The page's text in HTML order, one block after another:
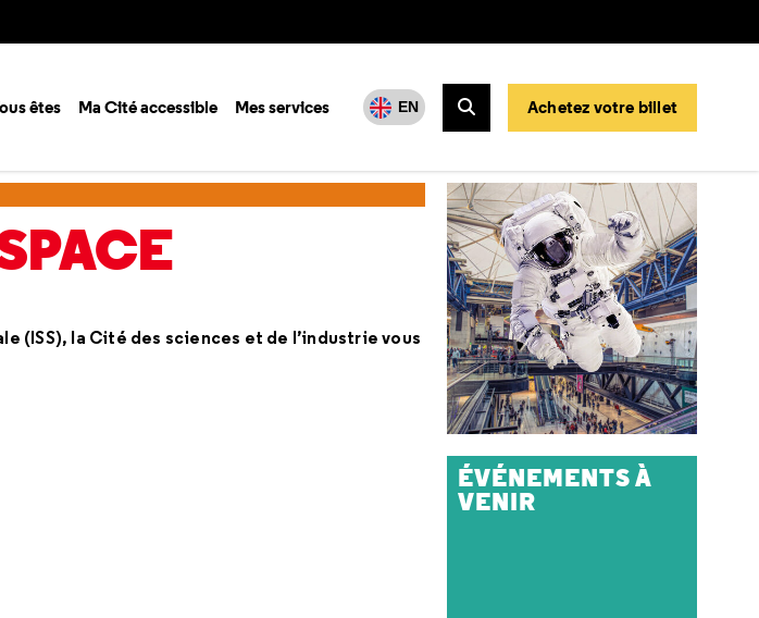
êtes Ma Cité accessible Mes services EN
Rechercher
Achetez votre billet
(ISS), la Cité des sciences et de l’industrie vous
ÉVÉNEMENTS À
VENIR